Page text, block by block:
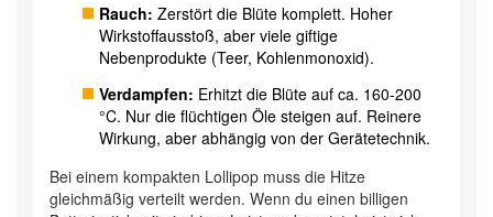
Rauch: Zerstört die Blüte komplett. Hoher
Wirkstoffausstoß, aber viele giftige
Nebenprodukte (Teer, Kohlenmonoxid).
Verdampfen: Erhitzt die Blüte auf ca. 160-200
°C. Nur die flüchtigen Öle steigen auf. Reinere
Wirkung, aber abhängig von der Gerätetechnik.
Bei einem kompakten Lollipop muss die Hitze
gleichmäßig verteilt werden. Wenn du einen billigen